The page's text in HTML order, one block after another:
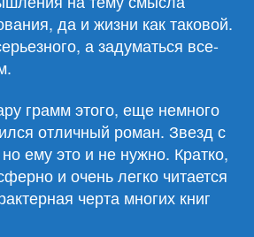
да и жизни как таковой.
а задуматься все-
грамм этого, еще немного
отличный роман. Звезд с
ему это и не нужно. Кратко,
и очень легко читается
черта многих книг